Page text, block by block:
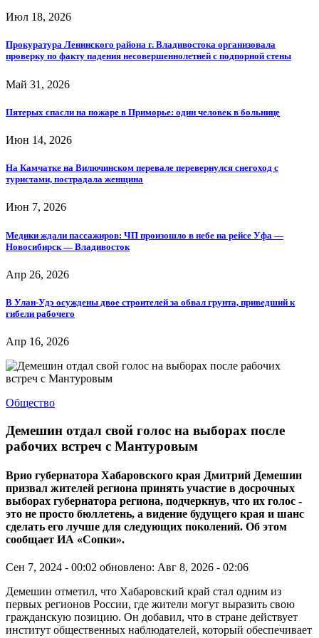
Июл 18, 2026
Прокуратура Ленинского района г. Владивостока организовала
проверку по факту падения несовершеннолетней с подпорной стены
Май 31, 2026
Пятерых спасли на пожаре в Приморье: один человек в больнице
Июн 14, 2026
На Камчатке на Вилючинском перевале перевернулся снегоход с
туристами, пострадала женщина
Июн 7, 2026
Медики ждали пассажиров: ЧП произошло в небе на рейсе Уфа —
Новосибирск — Владивосток
Апр 26, 2026
В Улан-Удэ осуждены двое строителей за обвал грунта, приведший к
гибели рабочего
Апр 16, 2026
Общество
Демешин отдал свой голос на выборах после
рабочих встреч с Мантуровым
Врио губернатора Хабаровского края Дмитрий Демешин
призвал жителей региона принять участие в досрочных
выборах губернатора региона, подчеркнув, что их голос -
это не просто бюллетень, а видение будущего края и шанс
сделать его лучше для следующих поколений. Об этом
сообщает ИА «Сопки».
Сен 7, 2024 - 00:02 обновлено: Авг 8, 2026 - 02:06
Демешин отметил, что Хабаровский край стал одним из
первых регионов России, где жители могут выразить свою
гражданскую позицию. Он добавил, что в стране действует
институт общественных наблюдателей, который обеспечивает